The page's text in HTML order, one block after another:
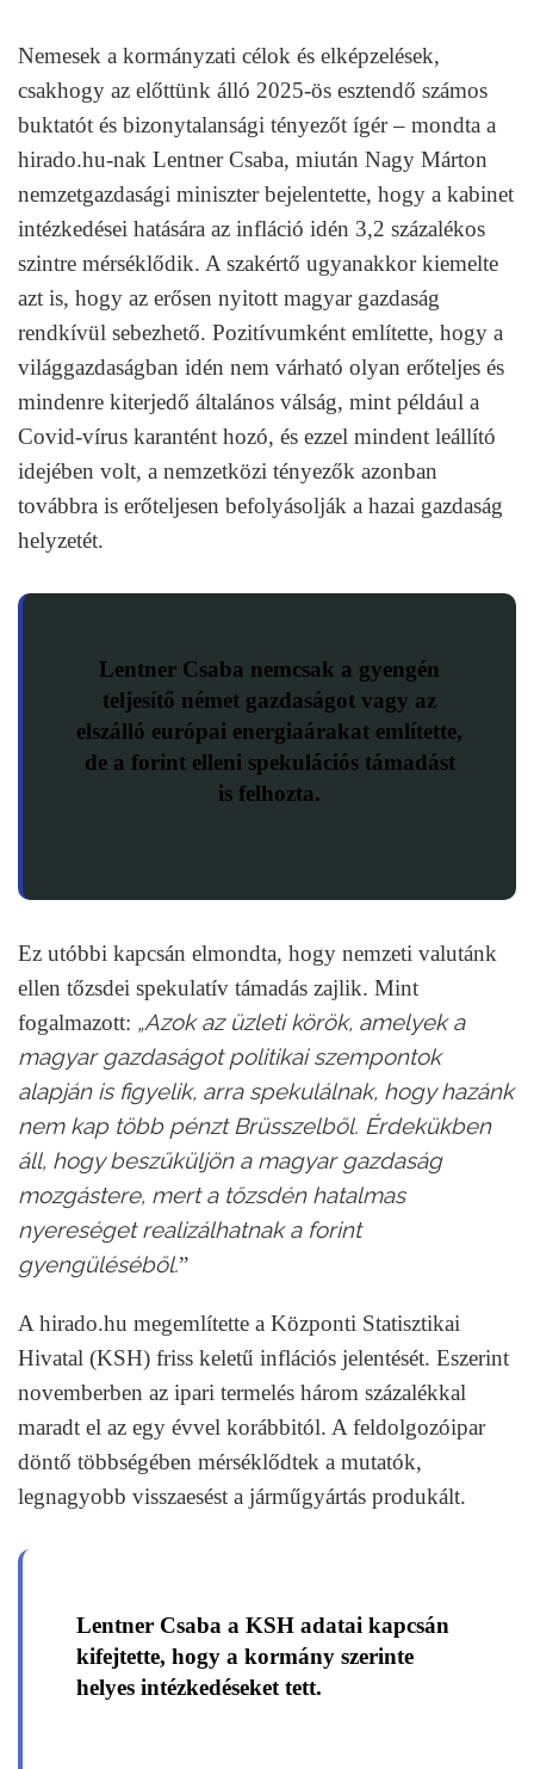
Nemesek a kormányzati célok és elképzelések,
csakhogy az előttünk álló 2025-ös esztendő számos
buktatót és bizonytalansági tényezőt ígér – mondta a
hirado.hu-nak Lentner Csaba, miután Nagy Márton
nemzetgazdasági miniszter bejelentette, hogy a kabinet
intézkedései hatására az infláció idén 3,2 százalékos
szintre mérséklődik. A szakértő ugyanakkor kiemelte
azt is, hogy az erősen nyitott magyar gazdaság
rendkívül sebezhető. Pozitívumként említette, hogy a
világgazdaságban idén nem várható olyan erőteljes és
mindenre kiterjedő általános válság, mint például a
Covid-vírus karantént hozó, és ezzel mindent leállító
idejében volt, a nemzetközi tényezők azonban
továbbra is erőteljesen befolyásolják a hazai gazdaság
helyzetét.
Lentner Csaba nemcsak a gyengén
teljesítő német gazdaságot vagy az
elszálló európai energiaárakat említette,
de a forint elleni spekulációs támadást
is felhozta.
Ez utóbbi kapcsán elmondta, hogy nemzeti valutánk
ellen tőzsdei spekulatív támadás zajlik. Mint
fogalmazott: „Azok az üzleti körök, amelyek a
magyar gazdaságot politikai szempontok
alapján is figyelik, arra spekulálnak, hogy hazánk
nem kap több pénzt Brüsszelből. Érdekükben
áll, hogy beszűküljön a magyar gazdaság
mozgástere, mert a tőzsdén hatalmas
nyereséget realizálhatnak a forint
gyengüléséből.”
A hirado.hu megemlítette a Központi Statisztikai
Hivatal (KSH) friss keletű inflációs jelentését. Eszerint
novemberben az ipari termelés három százalékkal
maradt el az egy évvel korábbitól. A feldolgozóipar
döntő többségében mérséklődtek a mutatók,
legnagyobb visszaesést a járműgyártás produkált.
Lentner Csaba a KSH adatai kapcsán
kifejtette, hogy a kormány szerinte
helyes intézkedéseket tett.